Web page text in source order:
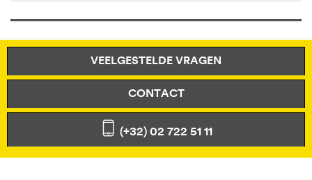
VEELGESTELDE VRAGEN
CONTACT
(+32) 02 722 51 11